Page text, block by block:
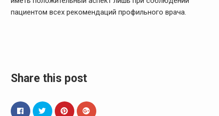
пациентом всех рекомендаций профильного врача.
Share this post